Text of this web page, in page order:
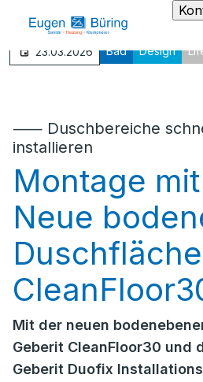
23.03.2026 Bad Design
⸺ Duschbereiche
installieren
Montage
Neue
Mit der neuen
Geberit CleanFloor30 und
Geberit Duofix